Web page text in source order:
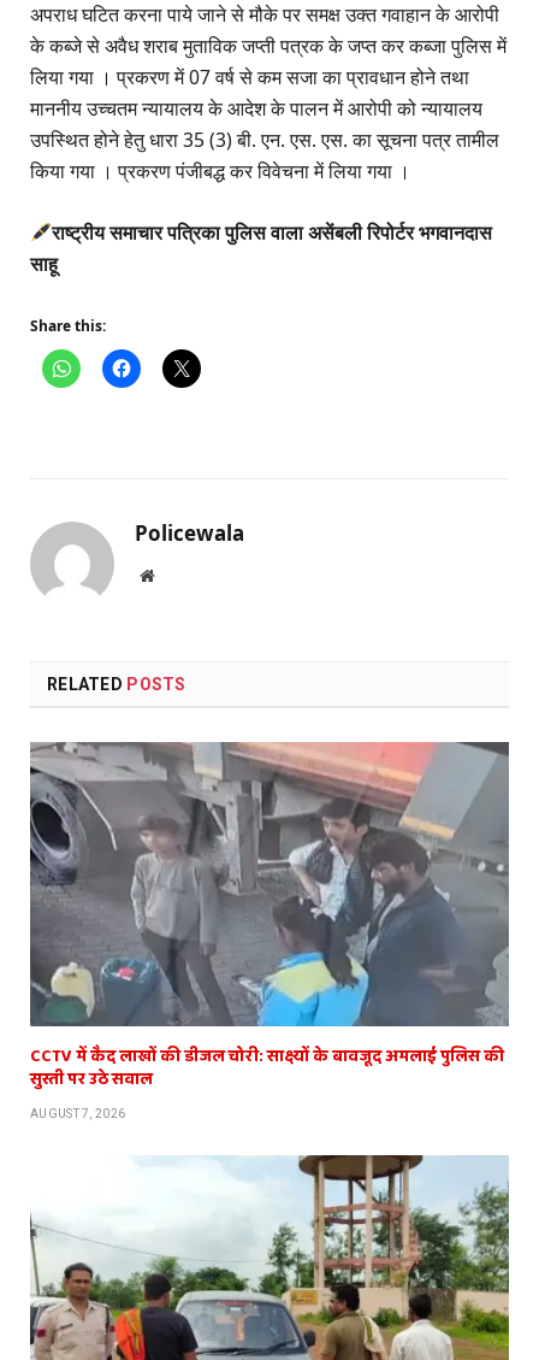
अपराध घटित करना पाये जाने से मौके पर समक्ष उक्त गवाहान के आरोपी
के कब्जे से अवैध शराब मुताविक जप्ती पत्रक के जप्त कर कब्जा पुलिस में
लिया गया । प्रकरण में 07 वर्ष से कम सजा का प्रावधान होने तथा
माननीय उच्चतम न्यायालय के आदेश के पालन में आरोपी को न्यायालय
उपस्थित होने हेतु धारा 35 (3) बी. एन. एस. एस. का सूचना पत्र तामील
किया गया । प्रकरण पंजीबद्ध कर विवेचना में लिया गया ।
राष्ट्रीय समाचार पत्रिका पुलिस वाला असेंबली रिपोर्टर भगवानदास
साहू
Share this:
Policewala
Website
RELATED POSTS
CCTV में कैद लाखों की डीजल चोरी: साक्ष्यों के बावजूद अमलाई पुलिस की
सुस्ती पर उठे सवाल
AUGUST 7, 2026